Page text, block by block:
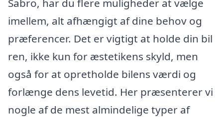
Sabro, har du flere muligheder at vælge
imellem, alt afhængigt af dine behov og
præferencer. Det er vigtigt at holde din bil
ren, ikke kun for æstetikens skyld, men
også for at opretholde bilens værdi og
forlænge dens levetid. Her præsenterer vi
nogle af de mest almindelige typer af